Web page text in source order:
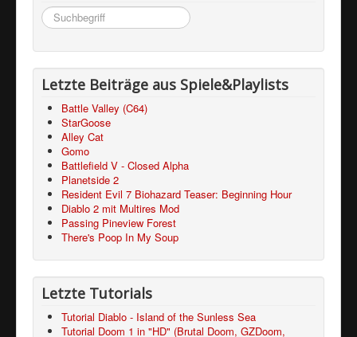
Suchen
...
Letzte Beiträge aus Spiele&Playlists
Battle Valley (C64)
StarGoose
Alley Cat
Gomo
Battlefield V - Closed Alpha
Planetside 2
Resident Evil 7 Biohazard Teaser: Beginning Hour
Diablo 2 mit Multires Mod
Passing Pineview Forest
There's Poop In My Soup
Letzte Tutorials
Tutorial Diablo - Island of the Sunless Sea
Tutorial Doom 1 in "HD" (Brutal Doom, GZDoom,